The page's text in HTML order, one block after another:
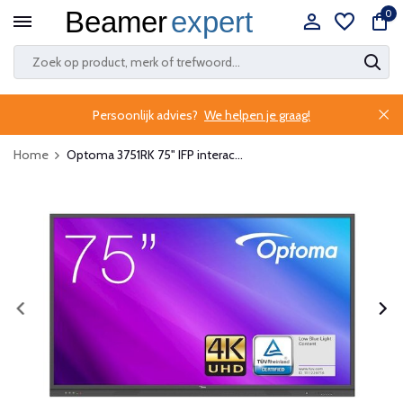
0
Persoonlijk advies? We helpen je graag!
Home Optoma 3751RK 75" IFP interac...